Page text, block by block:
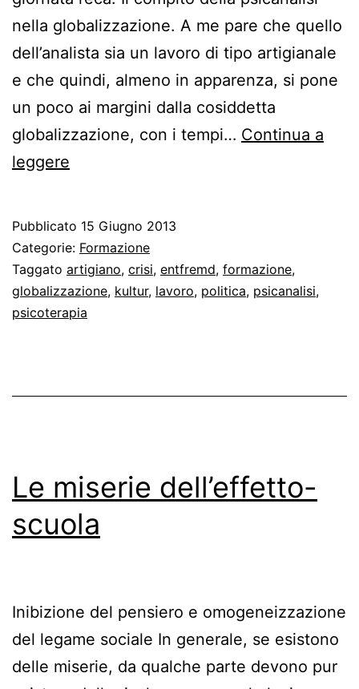
nella globalizzazione. A me pare che quello
dell’analista sia un lavoro di tipo artigianale
e che quindi, almeno in apparenza, si pone
un poco ai margini dalla cosiddetta
globalizzazione, con i tempi… Continua a
leggere
psicanalisi
nella
globalizzazione
Pubblicato 15 Giugno 2013
Categorie: Formazione
Taggato artigiano, crisi, entfremd, formazione,
globalizzazione, kultur, lavoro, politica, psicanalisi,
psicoterapia
Le miserie dell’effetto-
scuola
Inibizione del pensiero e omogeneizzazione
del legame sociale In generale, se esistono
delle miserie, da qualche parte devono pur